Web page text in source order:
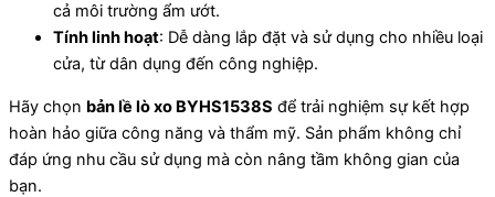
cả môi trường ẩm ướt.
Tính linh hoạt: Dễ dàng lắp đặt và sử dụng cho nhiều loại
cửa, từ dân dụng đến công nghiệp.
Hãy chọn bản lề lò xo BYHS1538S để trải nghiệm sự kết hợp
hoàn hảo giữa công năng và thẩm mỹ. Sản phẩm không chỉ
đáp ứng nhu cầu sử dụng mà còn nâng tầm không gian của
bạn.